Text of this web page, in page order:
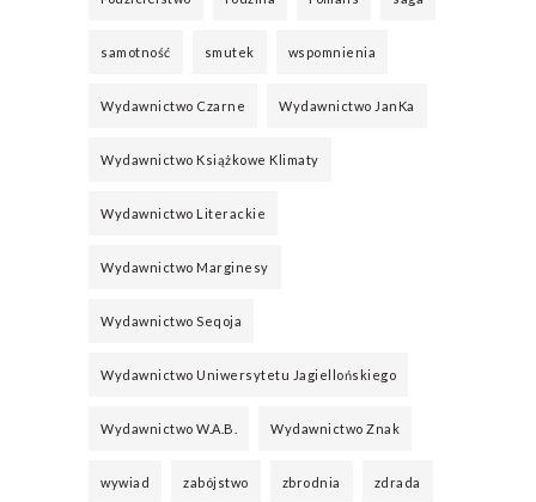
samotność smutek wspomnienia
Wydawnictwo Czarne Wydawnictwo JanKa
Wydawnictwo Książkowe Klimaty
Wydawnictwo Literackie
Wydawnictwo Marginesy
Wydawnictwo Seqoja
Wydawnictwo Uniwersytetu Jagiellońskiego
Wydawnictwo W.A.B. Wydawnictwo Znak
wywiad zabójstwo zbrodnia zdrada